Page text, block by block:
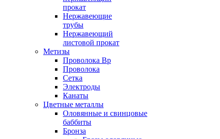
прокат
Нержавеющие
трубы
Нержавеющий
листовой прокат
Метизы
Проволока Вр
Проволока
Сетка
Электроды
Канаты
Цветные металлы
Оловянные и свинцовые
баббиты
Бронза